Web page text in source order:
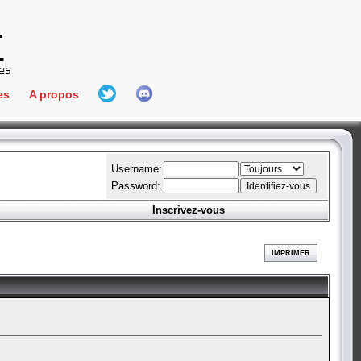
Connect
A propos
L'équipe
Hall Of Fame
Username:
Password:
Inscrivez-vous
IMPRIMER